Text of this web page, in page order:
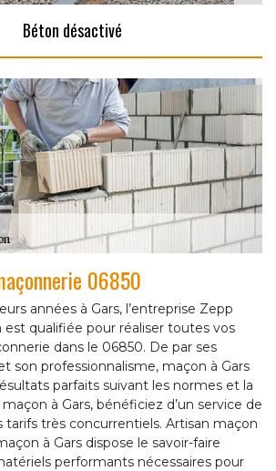
Béton désactivé
06850
années à Gars, l’entreprise Zepp
qualifiée pour réaliser toutes vos
dans le 06850. De par ses
son professionnalisme, maçon à Gars
parfaits suivant les normes et la
à Gars, bénéficiez d’un service de
tarifs très concurrentiels. Artisan maçon
à Gars dispose le savoir-faire
performants nécessaires pour